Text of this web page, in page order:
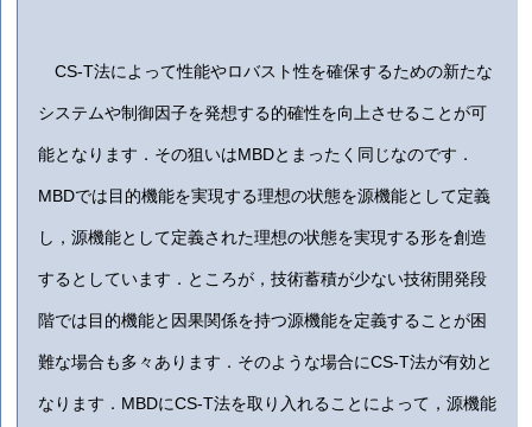
CS-T法によって性能やロバスト性を確保するための新たな
システムや制御因子を発想する的確性を向上させることが可
能となります．その狙いはMBDとまったく同じなのです．
MBDでは目的機能を実現する理想の状態を源機能として定義
し，源機能として定義された理想の状態を実現する形を創造
するとしています．ところが，技術蓄積が少ない技術開発段
階では目的機能と因果関係を持つ源機能を定義することが困
難な場合も多々あります．そのような場合にCS-T法が有効と
なります．MBDにCS-T法を取り入れることによって，源機能